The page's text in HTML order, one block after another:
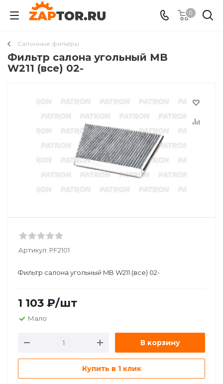
0
Салонные фильтры
Фильтр салона угольный MB
W211 (все) 02-
Артикул: PF2101
Фильтр салона угольный MB W211 (все) 02-
1 103 ₽/шт
Мало
В корзину
Купить в 1 клик